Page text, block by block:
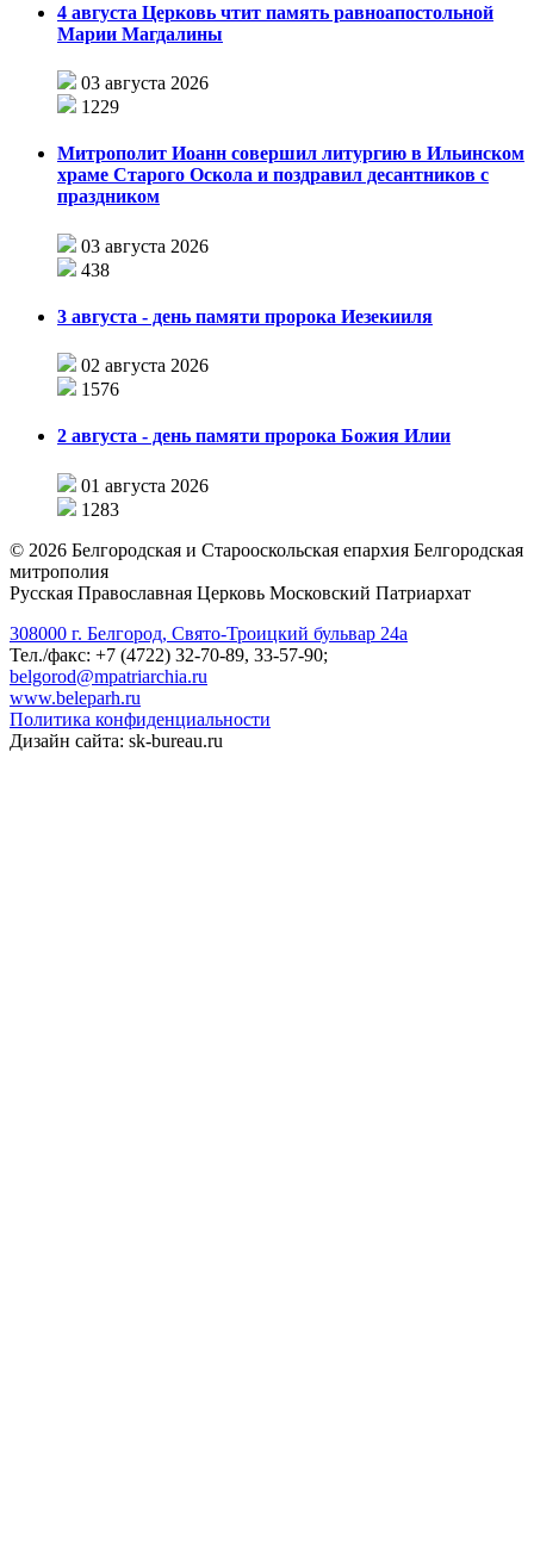
4 августа Церковь чтит память равноапостольной
Марии Магдалины
03 августа 2026
1229
Митрополит Иоанн совершил литургию в Ильинском
храме Старого Оскола и поздравил десантников с
праздником
03 августа 2026
438
3 августа - день памяти пророка Иезекииля
02 августа 2026
1576
2 августа - день памяти пророка Божия Илии
01 августа 2026
1283
© 2026 Белгородская и Старооскольская епархия Белгородская
митрополия
Русская Православная Церковь Московский Патриархат
308000 г. Белгород, Свято-Троицкий бульвар 24а
Тел./факс: +7 (4722) 32-70-89, 33-57-90;
belgorod@mpatriarchia.ru
www.beleparh.ru
Политика конфиденциальности
Дизайн сайта: sk-bureau.ru